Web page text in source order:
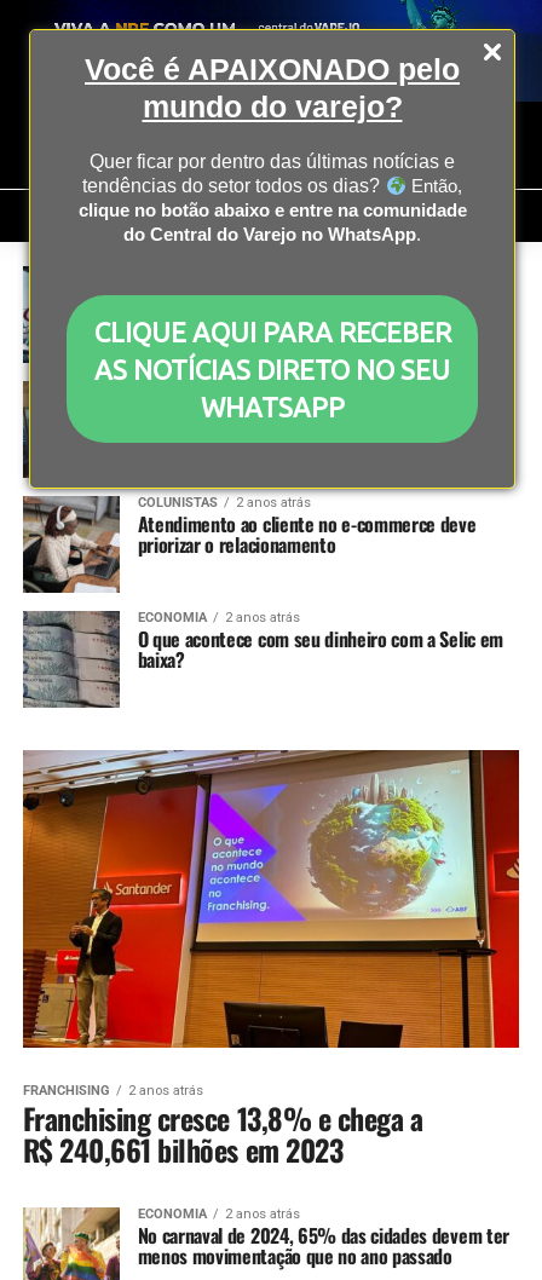
Você é APAIXONADO pelo
mundo do varejo?
Quer ficar por dentro das últimas notícias e
tendências do setor todos os dias?
Então,
clique no botão abaixo e entre na comunidade
do Central do Varejo no WhatsApp.
CLIQUE AQUI PARA RECEBER
AS NOTÍCIAS DIRETO NO SEU
WHATSAPP
Grupo Casino vende 25 lojas na França ao
Carrefour
Consumo de produtos em minimercados deve
COLUNISTAS 2 anos atrás
Atendimento ao cliente no e-commerce deve
priorizar o relacionamento
ECONOMIA 2 anos atrás
O que acontece com seu dinheiro com a Selic em
baixa?
FRANCHISING 2 anos atrás
Franchising cresce 13,8% e chega a
R$ 240,661 bilhões em 2023
ECONOMIA 2 anos atrás
No carnaval de 2024, 65% das cidades devem ter
menos movimentação que no ano passado